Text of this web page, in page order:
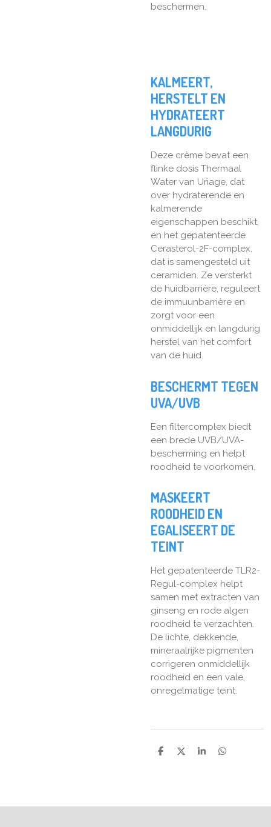
beschermen.
KALMEERT,
HERSTELT EN
HYDRATEERT
LANGDURIG
Deze crème bevat een
flinke dosis Thermaal
Water van Uriage, dat
over hydraterende en
kalmerende
eigenschappen beschikt,
en het gepatenteerde
Cerasterol-2F-complex,
dat is samengesteld uit
ceramiden. Ze versterkt
de huidbarrière, reguleert
de immuunbarrière en
zorgt voor een
onmiddellijk en langdurig
herstel van het comfort
van de huid.
BESCHERMT TEGEN
UVA/UVB
Een filtercomplex biedt
een brede UVB/UVA-
bescherming en helpt
roodheid te voorkomen.
MASKEERT
ROODHEID EN
EGALISEERT DE
TEINT
Het gepatenteerde TLR2-
Regul-complex helpt
samen met extracten van
ginseng en rode algen
roodheid te verzachten.
De lichte, dekkende,
mineraalrijke pigmenten
corrigeren onmiddellijk
roodheid en een vale,
onregelmatige teint.
D
D
S
D